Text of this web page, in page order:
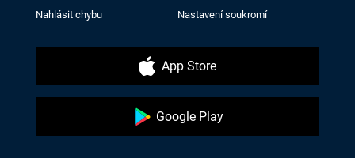
Nahlásit chybu Nastavení soukromí
App Store
Google Play